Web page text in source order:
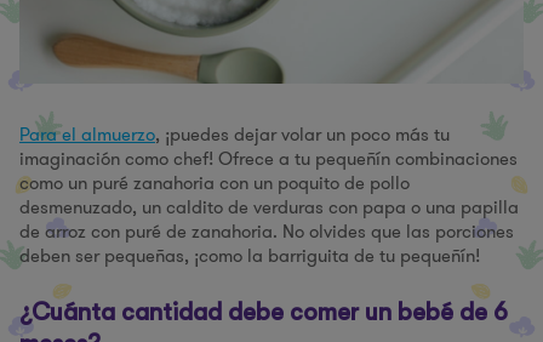
Para el almuerzo, ¡puedes dejar volar un poco más tu
imaginación como chef! Ofrece a tu pequeñín combinaciones
como un puré zanahoria con un poquito de pollo
desmenuzado, un caldito de verduras con papa o una papilla
de arroz con puré de zanahoria. No olvides que las porciones
deben ser pequeñas, ¡como la barriguita de tu pequeñín!
¿Cuánta cantidad debe comer un bebé de 6